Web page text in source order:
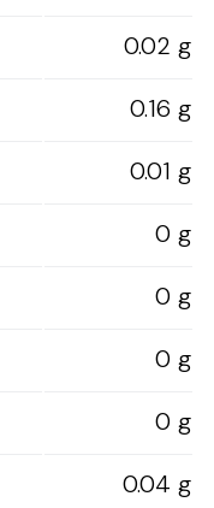
0.02 g
0.16 g
0.01 g
0 g
0 g
0 g
0 g
0.04 g